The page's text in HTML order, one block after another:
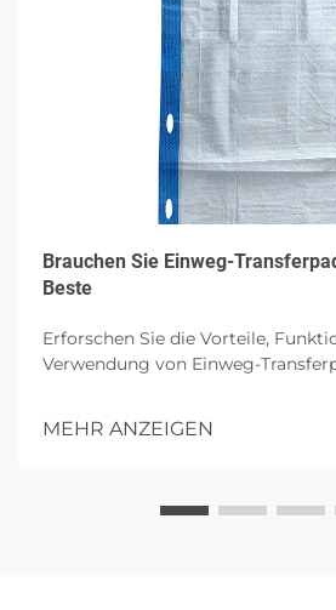
Brauchen Sie Einweg-
Beste
Erforschen Sie die Vorteile,
Verwendung von Einweg-
hochgradiger Absorption
MEHR ANZEIGEN